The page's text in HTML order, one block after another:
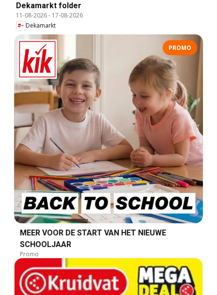
Dekamarkt folder
11-08-2026- 17-08-2026
Dekamarkt
PROMO
MEER VOOR DE START VAN HET NIEUWE
SCHOOLJAAR
Promo